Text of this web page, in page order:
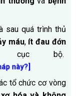
sau quá trình thủ
máu, ít đau đớn
cục bộ.
này?]
tổ chức cơ vòng